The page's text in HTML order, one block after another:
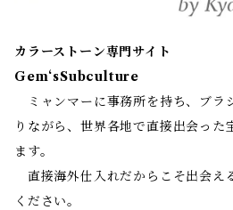
カラーストーン専門サイト
Gem‘sSubculture
ミャンマーに事務所を持ち、ブラ
りながら、世界各地で直接出会った
ます。
直接海外仕入れだからこそ出会え
ください。